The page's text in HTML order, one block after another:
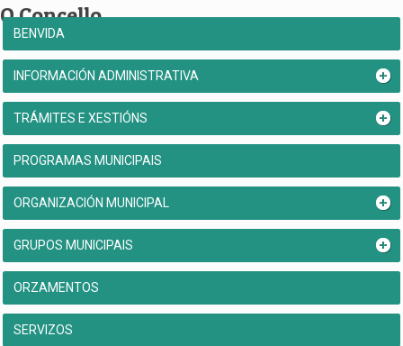
O Concello
BENVIDA
INFORMACIÓN ADMINISTRATIVA
TRÁMITES E XESTIÓNS
PROGRAMAS MUNICIPAIS
ORGANIZACIÓN MUNICIPAL
GRUPOS MUNICIPAIS
ORZAMENTOS
SERVIZOS